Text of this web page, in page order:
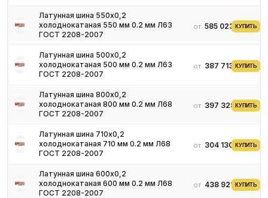
Латунная шина 550х0,2
холоднокатаная 550 мм 0.2 мм Л63
ГОСТ 2208-2007
от 585 023 ₽КУПИТЬ
Латунная шина 500х0,2
холоднокатаная 500 мм 0.2 мм Л63
ГОСТ 2208-2007
от 387 713 ₽КУПИТЬ
Латунная шина 800х0,2
холоднокатаная 800 мм 0.2 мм Л68
ГОСТ 2208-2007
от 397 328 ₽КУПИТЬ
Латунная шина 710х0,2
холоднокатаная 710 мм 0.2 мм Л68
ГОСТ 2208-2007
от 304 130 ₽КУПИТЬ
Латунная шина 600х0,2
холоднокатаная 600 мм 0.2 мм Л68
ГОСТ 2208-2007
от 438 921 ₽КУПИТЬ